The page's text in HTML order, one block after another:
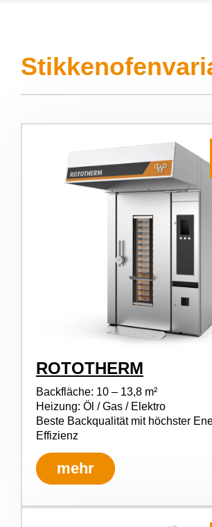
ROTOTHERM
Backfläche: 10 – 13,8 m²
Heizung: Öl / Gas / Elektro
Beste Backqualität mit höchster
Effizienz
mehr